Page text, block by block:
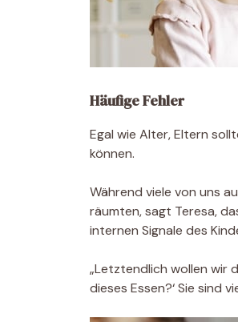
Häufige Fehler
Egal wie Alter, Eltern
können.
Während viele von uns
räumten, sagt Teresa,
internen Signale des
„Letztendlich wollen wir
dieses Essen?‘ Sie sind